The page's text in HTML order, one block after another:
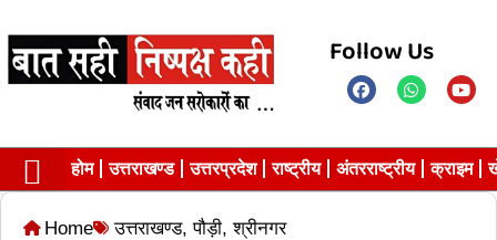
Follow Us
होम उत्तराखण्ड उत्तरप्रदेश राष्ट्रीय अंतरराष्ट्रीय क्राइम
Home उत्तराखण्ड,पौड़ी,श्रीनगर